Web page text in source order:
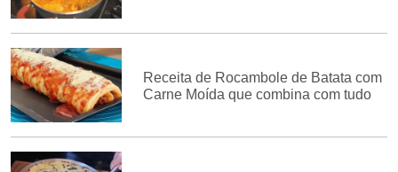
Receita de Rocambole de Batata com
Carne Moída que combina com tudo